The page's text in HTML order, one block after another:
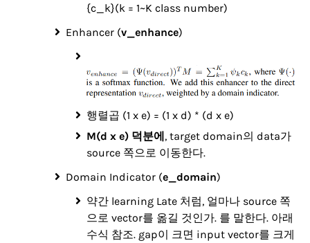
{c_k}(k = 1~K class number)
Enhancer (v_enhance)
행렬곱 (1 x e) = (1 x d) * (d x e)
M(d x e) 덕분에, target domain의 data가
source 쪽으로 이동한다.
Domain Indicator (e_domain)
약간 learning Late 처럼, 얼마나 source 쪽
으로 vector를 옮길 것인가. 를 말한다. 아래
수식 참조. gap이 크면 input vector를 크게